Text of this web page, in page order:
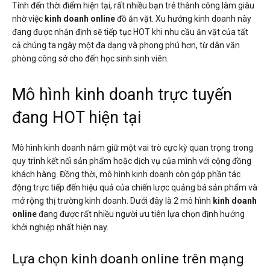
Tính đến thời điểm hiện tại, rất nhiều bạn trẻ thành công làm giàu
nhờ việc kinh doanh onlineđồ ăn vặt. Xu hướng kinh doanh này
đang được nhận định sẽ tiếp tục HOT khi nhu cầu ăn vặt của tất
cả chúng ta ngày một đa dạng và phong phú hơn, từ dân văn
phòng công sở cho đến học sinh sinh viên.
Mô hình kinh doanh trực tuyến
đang HOT hiện tại
Mô hình kinh doanh nắm giữ một vai trò cực kỳ quan trọng trong
quy trình kết nối sản phẩm hoặc dịch vụ của mình với cộng đồng
khách hàng. Đồng thời, mô hình kinh doanh còn góp phần tác
động trực tiếp đến hiệu quả của chiến lược quảng bá sản phẩm và
mở rộng thị trường kinh doanh. Dưới đây là 2 mô hình kinh doanh
onlineđang được rất nhiều người ưu tiên lựa chọn định hướng
khởi nghiệp nhất hiện nay.
Lựa chọn kinh doanh online trên mạng